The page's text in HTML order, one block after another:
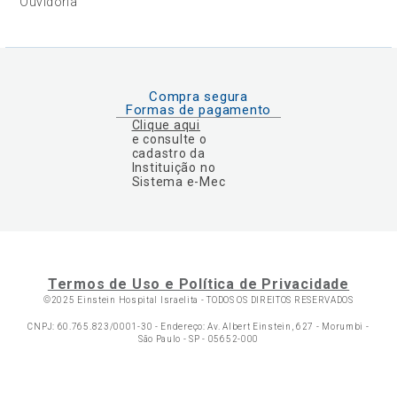
Compra segura
Formas de pagamento
Clique aqui
e consulte o
cadastro da
Instituição no
Sistema e-Mec
Termos de Uso e Política de Privacidade
©2025 Einstein Hospital Israelita -TODOS OS DIREITOS RESERVADOS
CNPJ: 60.765.823/0001-30 - Endereço: Av. Albert Einstein, 627 - Morumbi -
São Paulo - SP - 05652-000